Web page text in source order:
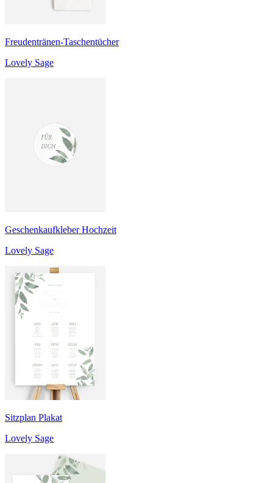
Freudentränen-Taschentücher
Lovely Sage
Geschenkaufkleber Hochzeit
Lovely Sage
Sitzplan Plakat
Lovely Sage